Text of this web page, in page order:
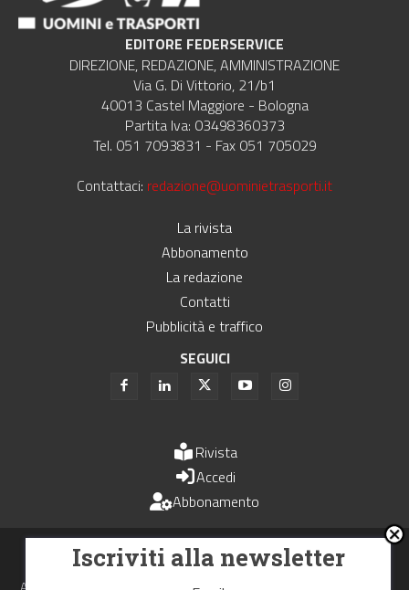
EDITORE FEDERSERVICE
DIREZIONE, REDAZIONE, AMMINISTRAZIONE
Via G. Di Vittorio, 21/b1
40013 Castel Maggiore - Bologna
Partita Iva: 03498360373
Tel. 051 7093831 - Fax 051 705029
Contattaci: redazione@uominietrasporti.it
La rivista
Abbonamento
La redazione
Contatti
Pubblicità e traffico
SEGUICI
Rivista
Accedi
Abbonamento
Uomini e Trasporti è un periodico associato all'Unione Stampa
Periodica Italiana - USPI
Iscriviti alla newsletter